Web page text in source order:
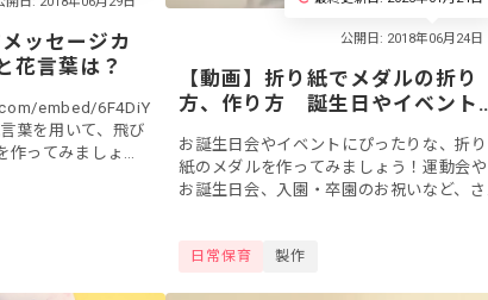
ッセージカ
言葉は？
embed/6F4DiY
葉を用いて、飛び
作ってみましょ
【動画】折り紙でメダルの折り
方、作り方 誕生日やイベント
お誕生日会やイベントにぴったりな、折り
紙のメダルを作ってみましょう！運動会や
お誕生日会、入園・卒園のお祝いなど、さ
に喜んでも...
日常保育 製作